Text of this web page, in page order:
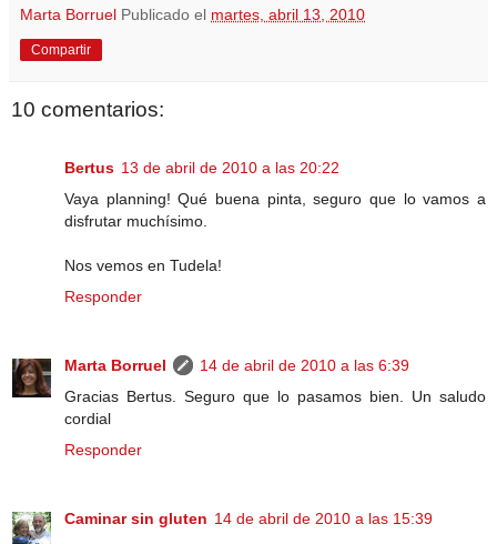
Marta Borruel Publicado el martes, abril 13, 2010
Compartir
10 comentarios:
Bertus 13 de abril de 2010 a las 20:22
Vaya planning! Qué buena pinta, seguro que lo vamos a
disfrutar muchísimo.
Nos vemos en Tudela!
Responder
Marta Borruel
14 de abril de 2010 a las 6:39
Gracias Bertus. Seguro que lo pasamos bien. Un saludo
cordial
Responder
Caminar sin gluten 14 de abril de 2010 a las 15:39